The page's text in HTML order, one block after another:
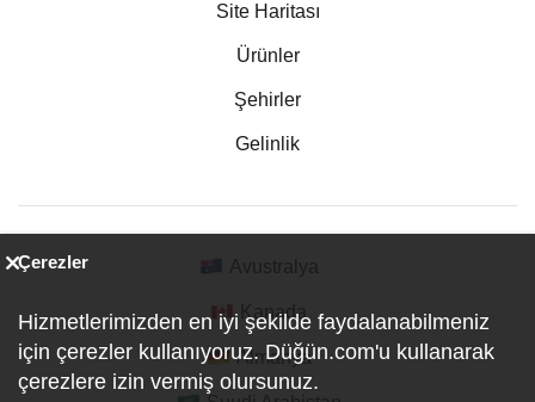
Site Haritası
Ürünler
Şehirler
Gelinlik
Kanada
Almanya
Çerezler
Hizmetlerimizden en iyi şekilde faydalanabilmeniz
için çerezler kullanıyoruz. Düğün.com'u kullanarak
çerezlere izin vermiş olursunuz.